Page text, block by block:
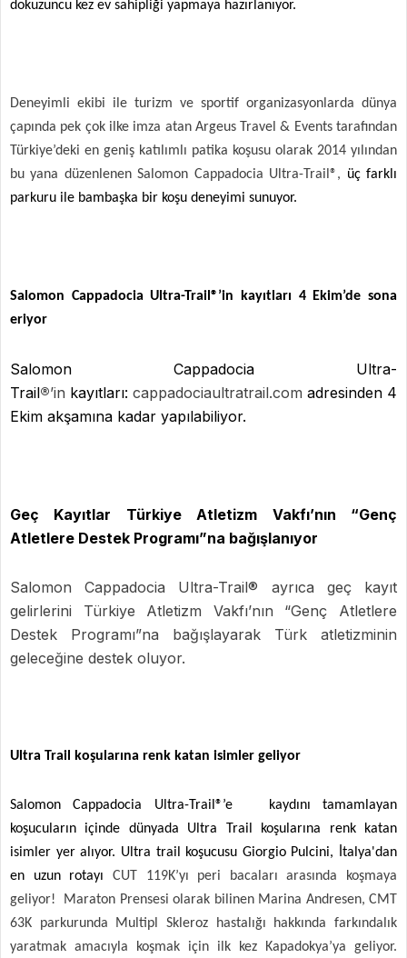
dokuzuncu kez ev sahipliği yapmaya hazırlanıyor.
Deneyimli ekibi ile turizm ve sportif organizasyonlarda dünya
çapında pek çok ilke imza atan Argeus Travel & Events tarafından
Türkiye’deki en geniş katılımlı patika koşusu olarak 2014 yılından
bu yana düzenlenen Salomon Cappadocia Ultra-Trail®, üç farklı
parkuru ile bambaşka bir koşu deneyimi sunuyor.
Salomon Cappadocia Ultra-Trail®’in kayıtları 4 Ekim’de sona
eriyor
Salomon Cappadocia Ultra-
Trail®’in kayıtları: cappadociaultratrail.com adresinden 4
Ekim akşamına kadar yapılabiliyor.
Geç Kayıtlar Türkiye Atletizm Vakfı’nın “Genç
Atletlere Destek Programı”na bağışlanıyor
Salomon Cappadocia Ultra-Trail® ayrıca geç kayıt
gelirlerini Türkiye Atletizm Vakfı’nın “Genç Atletlere
Destek Programı”na bağışlayarak Türk atletizminin
geleceğine destek oluyor.
Ultra Trail koşularına renk katan isimler geliyor
Salomon Cappadocia Ultra-Trail®’e kaydını tamamlayan
koşucuların içinde dünyada Ultra Trail koşularına renk katan
isimler yer alıyor. Ultra trail koşucusu Giorgio Pulcini, İtalya'dan
en uzun rotayı CUT 119K’yı peri bacaları arasında koşmaya
geliyor! Maraton Prensesi olarak bilinen Marina Andresen, CMT
63K parkurunda Multipl Skleroz hastalığı hakkında farkındalık
yaratmak amacıyla koşmak için ilk kez Kapadokya’ya geliyor.